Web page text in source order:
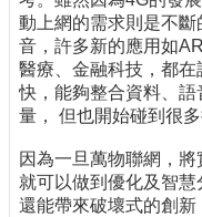
動上網的需求則是不
音，許多新的應用如
醫療、金融科技，都
快，能夠整合資料、
量， 但也開始碰到很多
因為一旦萬物聯網，將
就可以做到優化及智慧
還能帶來破壞式的創